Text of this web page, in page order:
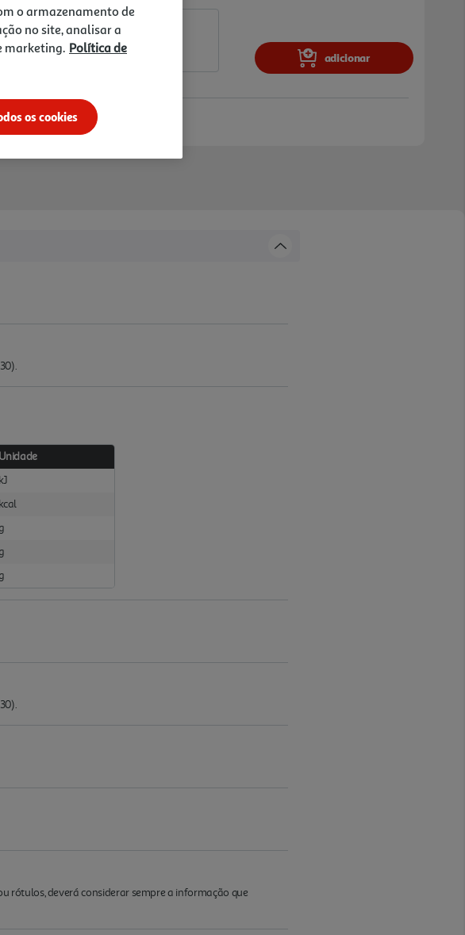
adicionar
Unidade
kJ
kcal
rótulos, deverá considerar sempre a informação que
o armazenamento de
no site, analisar a
marketing. Política de
os cookies